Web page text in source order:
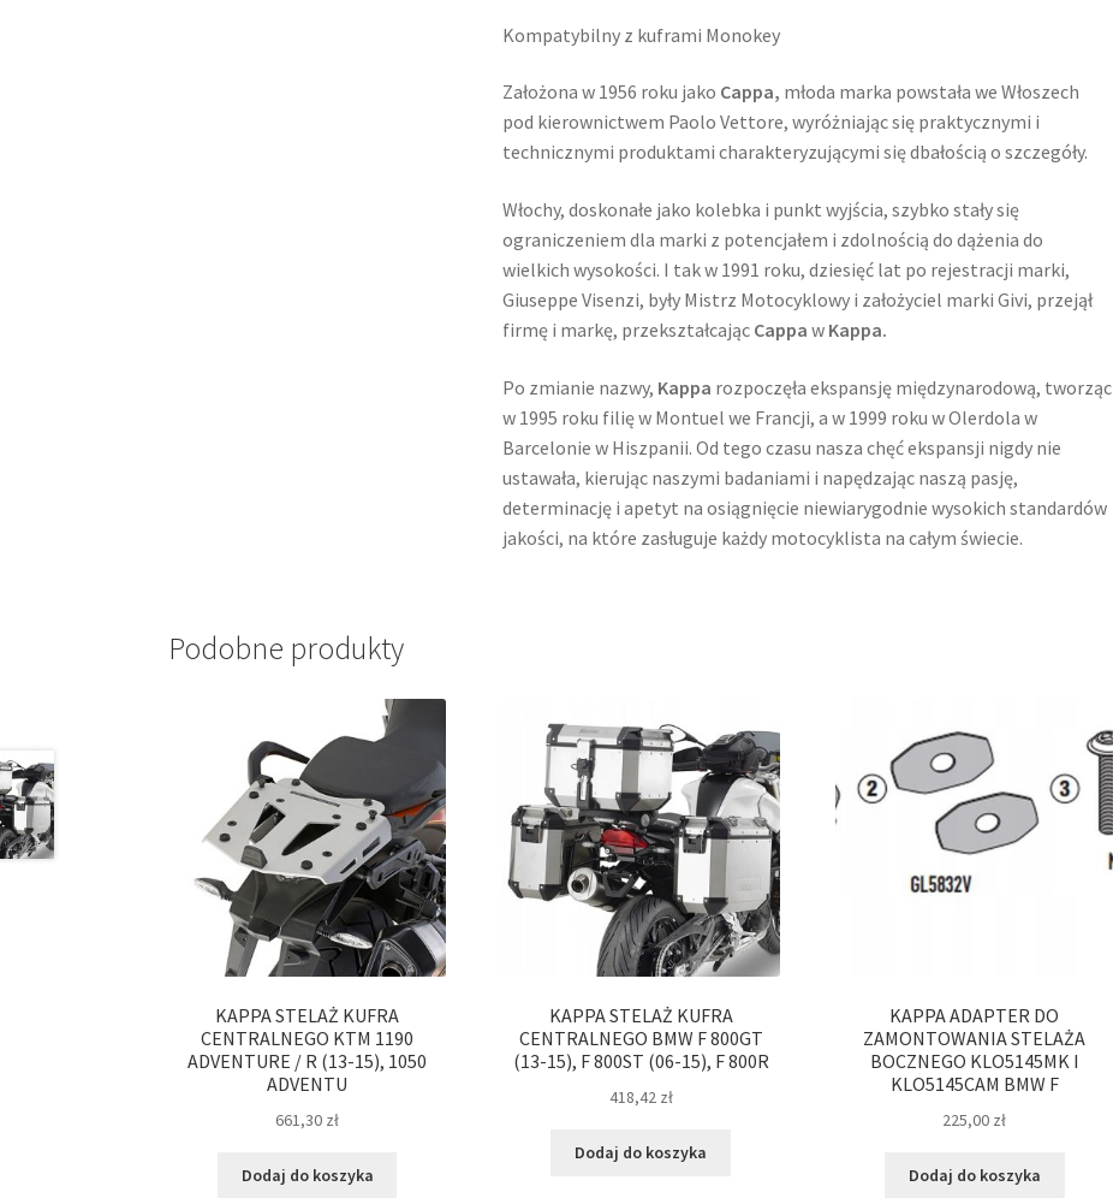
Kompatybilny z kuframi Monokey
Założona w 1956 roku jako Cappa, młoda marka powstała we Włoszech
pod kierownictwem Paolo Vettore, wyróżniając się praktycznymi i
technicznymi produktami charakteryzującymi się dbałością o szczegóły.
Włochy, doskonałe jako kolebka i punkt wyjścia, szybko stały się
ograniczeniem dla marki z potencjałem i zdolnością do dążenia do
wielkich wysokości. I tak w 1991 roku, dziesięć lat po rejestracji marki,
Giuseppe Visenzi, były Mistrz Motocyklowy i założyciel marki Givi, przejął
firmę i markę, przekształcając Cappa w Kappa.
Po zmianie nazwy, Kappa rozpoczęła ekspansję międzynarodową, tworząc
w 1995 roku filię w Montuel we Francji, a w 1999 roku w Olerdola w
Barcelonie w Hiszpanii. Od tego czasu nasza chęć ekspansji nigdy nie
ustawała, kierując naszymi badaniami i napędzając naszą pasję,
determinację i apetyt na osiągnięcie niewiarygodnie wysokich standardów
jakości, na które zasługuje każdy motocyklista na całym świecie.
Podobne produkty
KAPPA STELAŻ KUFRA
CENTRALNEGO KTM 1190
ADVENTURE / R (13-15), 1050
ADVENTU
661,30 zł
Dodaj do koszyka
KAPPA STELAŻ KUFRA
CENTRALNEGO BMW F 800GT
(13-15), F 800ST (06-15), F 800R
418,42 zł
Dodaj do koszyka
KAPPA ADAPTER DO
ZAMONTOWANIA STELAŻA
BOCZNEGO KLO5145MK I
KLO5145CAM BMW F
225,00 zł
Dodaj do koszyka